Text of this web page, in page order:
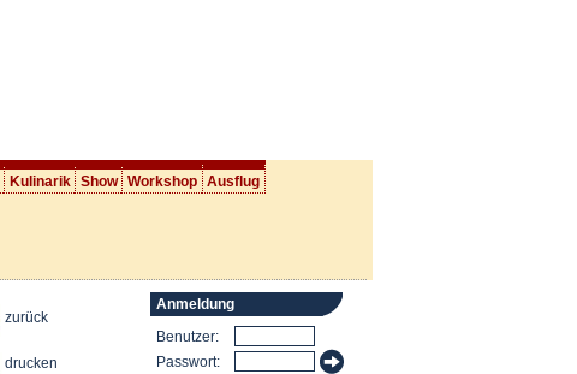
Kulinarik Show Workshop Ausflug
zurück
drucken
Anmeldung
Benutzer:
Passwort: